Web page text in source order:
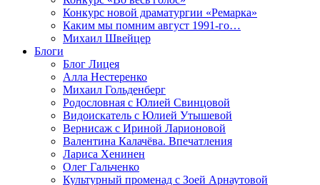
Конкурс новой драматургии «Ремарка»
Каким мы помним август 1991-го…
Михаил Швейцер
Блоги
Блог Лицея
Алла Нестеренко
Михаил Гольденберг
Родословная с Юлией Свинцовой
Видоискатель с Юлией Утышевой
Вернисаж с Ириной Ларионовой
Валентина Калачёва. Впечатления
Лариса Хенинен
Олег Гальченко
Культурный променад с Зоей Арнаутовой